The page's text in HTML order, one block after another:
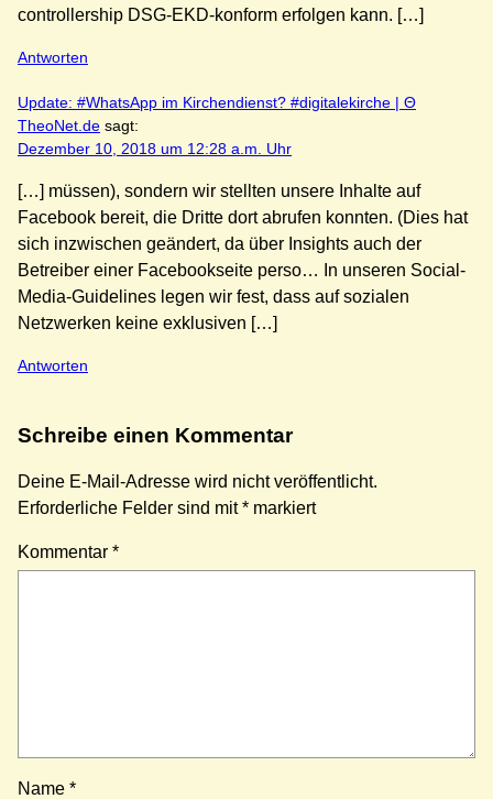
controllership DSG-EKD-konform erfolgen kann. […]
Antworten
Update: #WhatsApp im Kirchendienst? #digitalekirche | Θ
TheoNet.de sagt:
Dezember 10, 2018 um 12:28 a.m. Uhr
[…] müssen), sondern wir stellten unsere Inhalte auf
Facebook bereit, die Dritte dort abrufen konnten. (Dies hat
sich inzwischen geändert, da über Insights auch der
Betreiber einer Facebookseite perso… In unseren Social-
Media-Guidelines legen wir fest, dass auf sozialen
Netzwerken keine exklusiven […]
Antworten
Schreibe einen Kommentar
Deine E-Mail-Adresse wird nicht veröffentlicht.
Erforderliche Felder sind mit* markiert
Kommentar *
Name *